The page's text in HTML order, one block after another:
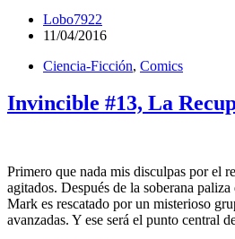
Lobo7922
11/04/2016
Ciencia-Ficción, Comics
Invincible #13, La
Primero que nada mis disculpas por el
agitados. Después de la soberana
Mark es rescatado por un misterioso
avanzadas. Y ese será el punto central